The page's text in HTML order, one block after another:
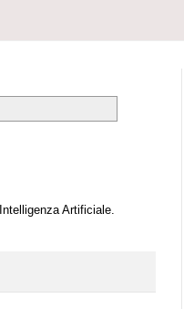
Artificiale.